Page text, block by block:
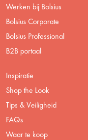
Werken bij Bolsius
Bolsius Corporate
Bolsius Professional
B2B portaal
Inspiratie
Shop the Look
Tips & Veiligheid
FAQs
Waar te koop